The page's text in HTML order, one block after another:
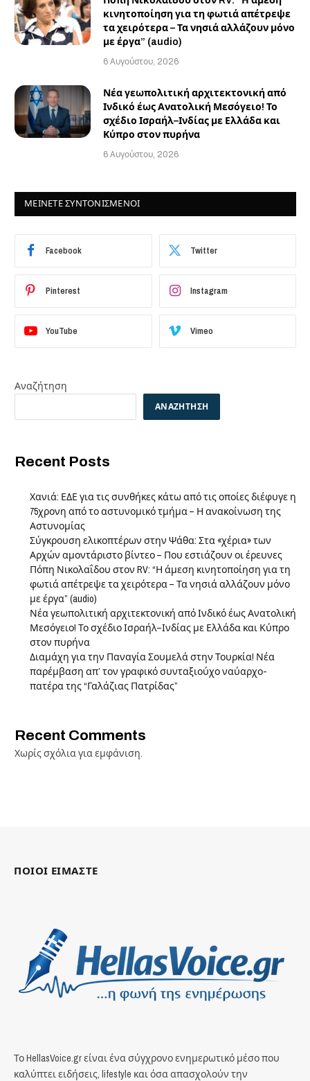
κινητοποίηση για τη φωτιά απέτρεψε
τα χειρότερα – Τα νησιά αλλάζουν μόνο
με έργα” (audio)
6 Αυγούστου, 2026
Νέα γεωπολιτική αρχιτεκτονική από
Ινδικό έως Ανατολική Μεσόγειο! Το
σχέδιο Ισραήλ–Ινδίας με Ελλάδα και
Κύπρο στον πυρήνα
6 Αυγούστου, 2026
ΜΕΙΝΕΤΕ ΣΥΝΤΟΝΙΣΜΕΝΟΙ
Facebook Twitter
Pinterest Instagram
YouTube Vimeo
Αναζήτηση
ΑΝΑΖΉΤΗΣΗ
Recent Posts
Χανιά: ΕΔΕ για τις συνθήκες κάτω από τις οποίες διέφυγε η
75χρονη από το αστυνομικό τμήμα – Η ανακοίνωση της
Αστυνομίας
Σύγκρουση ελικοπτέρων στην Ψάθα: Στα «χέρια» των
Αρχών αμοντάριστο βίντεο – Που εστιάζουν οι έρευνες
Πόπη Νικολαΐδου στον RV: “Η άμεση κινητοποίηση για τη
φωτιά απέτρεψε τα χειρότερα – Τα νησιά αλλάζουν μόνο
με έργα” (audio)
Νέα γεωπολιτική αρχιτεκτονική από Ινδικό έως Ανατολική
Μεσόγειο! Το σχέδιο Ισραήλ–Ινδίας με Ελλάδα και Κύπρο
στον πυρήνα
Διαμάχη για την Παναγία Σουμελά στην Τουρκία! Νέα
παρέμβαση απ’ τον γραφικό συνταξιούχο ναύαρχο-
πατέρα της “Γαλάζιας Πατρίδας”
Recent Comments
Χωρίς σχόλια για εμφάνιση.
ΠΟΙΟΙ ΕΙΜΑΣΤΕ
Το HellasVoice.gr είναι ένα σύγχρονο ενημερωτικό μέσο που
καλύπτει ειδήσεις, lifestyle και όσα απασχολούν την